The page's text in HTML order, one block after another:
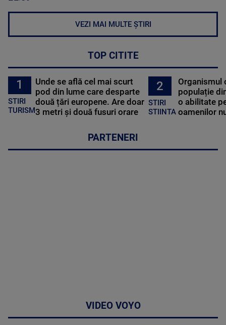
VEZI MAI MULTE ȘTIRI
TOP CITITE
1
STIRI
TURISM
Unde se află cel mai scurt
pod din lume care desparte
două țări europene. Are doar
3 metri și două fusuri orare
2
STIRI
STIINTA
Organismul
populație
o abilitate
oamenilor
PARTENERI
VIDEO VOYO